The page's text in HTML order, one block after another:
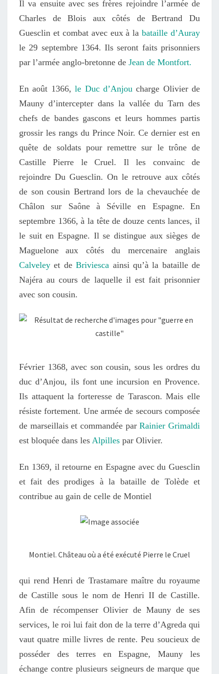
Il va ensuite avec ses frères rejoindre l’armée de
Charles de Blois aux côtés de Bertrand Du
Guesclin et combat avec eux à labataille d’Auray
le 29 septembre 1364.Ils seront faitsprisonniers
par l’armée anglo-bretonne de Jean de Montfort.
Enaoût 1366,le Duc d’Anjoucharge Olivier de
Mauny d’intercepter dans la vallée du Tarn des
chefs de bandes gascons et leurs hommespartis
grossir les rangs du Prince Noir. Ce dernier est en
quête de soldatspour remettre sur le trône de
Castille Pierre le Cruel. Il les convainc de
rejoindre Du Guesclin. On le retrouve aux côtés
de son cousin Bertrand lors de la chevauchée de
Châlon sur Saône à Séville en Espagne.
En
septembre 1366,à la tête de douze cents lances, il
le suit en Espagne. Il se distingue aux sièges de
Maguelone
aux côtés du mercenaireanglais
Calveleyet deBriviesca ainsi qu’à la bataille de
Najéra au cours de laquelle il est fait prisonnier
avec son cousin.
Février 1368, avec son cousin, sous les ordres du
duc d’Anjou, ils font une incursion en Provence.
Ils attaquent la forteresse de Tarascon. Mais elle
résiste fortement. Une armée de secours composée
de marseillais et commandée parRainier Grimaldi
est bloquée dans les Alpilles par Olivier.
En 1369, il retourne en Espagne avec du Guesclin
et fait des prodiges à la bataille de Tolède et
contribue au gain de celle de Montiel
Montiel. Château où a été exécuté Pierre le Cruel
qui rendHenri de Trastamare maître du royaume
de Castillesous le nom de Henri II de Castille.
Afin de récompenser Olivier de Mauny de ses
services, le roi lui fait don de la terre d’Agreda qui
vaut quatre mille livres de rente. Peu soucieux de
posséder des terres en Espagne, Mauny les
échange contre plusieurs seigneurs de marque que